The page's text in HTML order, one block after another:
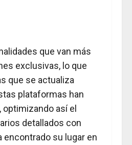
que van más
exclusivas, lo que
que se actualiza
plataformas han
así el
detallados con
su lugar en